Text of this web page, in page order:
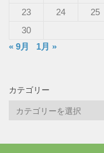
23
24 25
30
« 9月
1月 »
カテゴリー